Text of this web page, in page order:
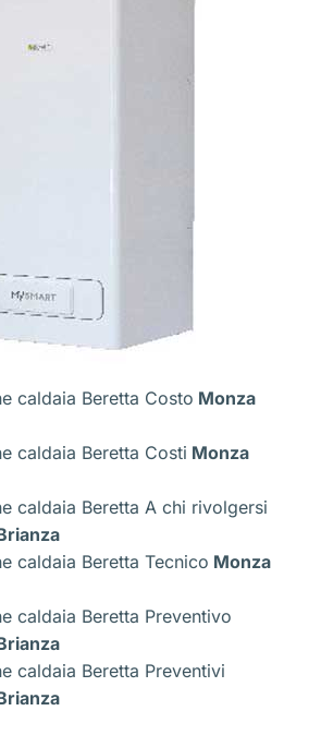
caldaia Beretta Costo Monza
caldaia Beretta Costi Monza
caldaia Beretta A chi rivolgersi
caldaia Beretta Tecnico Monza
caldaia Beretta Preventivo
caldaia Beretta Preventivi